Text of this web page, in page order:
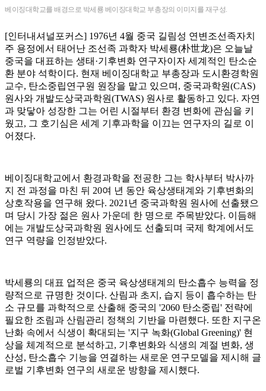
베이징대학교를 배경으로 박세룡 베이징대학교 부총장의 이미지를 재구성.
[인터내셔널포커스] 1976년 4월 중국 길림성 연변조선족자치
주 용정에서 태어난 조선족 과학자 박세룡(朴世龙)은 오늘날
중국을 대표하는 생태·기후변화 연구자이자 세계적인 탄소순
환 분야 석학이다. 현재 베이징대학교 부총장과 도시환경학원
교수, 탄소중립연구원 원장을 맡고 있으며, 중국과학원(CAS)
원사와 개발도상국과학원(TWAS) 원사로 활동하고 있다. 자연
과 맞닿아 성장한 그는 어린 시절부터 환경 변화에 관심을 키
웠고, 그 호기심은 세계 기후과학을 이끄는 연구자의 길로 이
어졌다.
베이징대학교에서 환경과학을 전공한 그는 학사부터 박사까
지 전 과정을 마친 뒤 20여 년 동안 육상생태계와 기후변화의
상호작용을 연구해 왔다. 2021년 중국과학원 원사에 선출됐으
며 당시 가장 젊은 원사 가운데 한 명으로 주목받았다. 이듬해
에는 개발도상국과학원 원사에도 선출되며 국제 학계에서도
연구 역량을 인정받았다.
박세룡의 대표 업적은 중국 육상생태계의 탄소흡수 능력을 정
량적으로 규명한 것이다. 산림과 초지, 습지 등이 흡수하는 탄
소 규모를 과학적으로 산출해 중국의 '2060 탄소중립' 전략에
필요한 조림과 산림관리 정책의 기반을 마련했다. 또한 지구온
난화 속에서 식생이 확대되는 '지구 녹화(Global Greening)' 현
상을 체계적으로 분석하고, 기후변화와 식생의 계절 변화, 생
산성, 탄소흡수 기능을 연결하는 새로운 연구모델을 제시해 글
로벌 기후변화 연구의 새로운 방향을 제시했다.